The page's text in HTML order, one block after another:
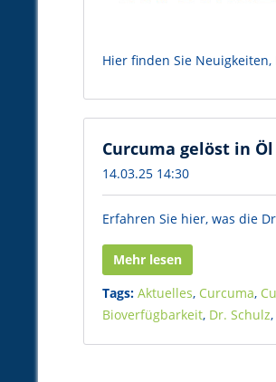
Hier finden Sie
Curcuma gelöst in
14.03.25 14:30
Erfahren Sie hier, was die
Mehr lesen
Tags: Aktuelles, Curcuma,
Bioverfügbarkeit, Dr. Schulz,